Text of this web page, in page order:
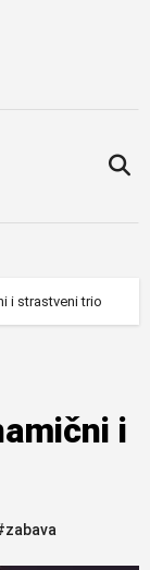
i strastveni trio
i